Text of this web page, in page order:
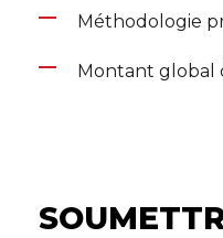
Méthodologie
Montant global